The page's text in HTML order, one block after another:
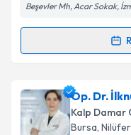
Kişisel
Metni'ni
kapsamda
Beşevler Mh, Acar Sokak,
Randevu
Prof. Dr.
oluşturun. Size bu
takvim
Op. Dr.
Kalp Damar
Bursa, Nilüfer